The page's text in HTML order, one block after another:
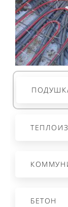
БЕТОН
ПРОЕКТ
СТЕНЫ
СБОРКА